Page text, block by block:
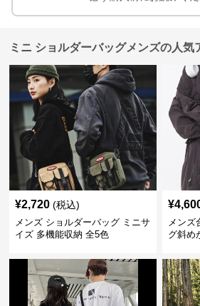
ミニ ショルダーバッグメンズの人気
¥2,720 (税込)
メンズ ショルダーバッグ ミニサ
イズ 多機能収納 全5色
¥
メンズ
グ斜め